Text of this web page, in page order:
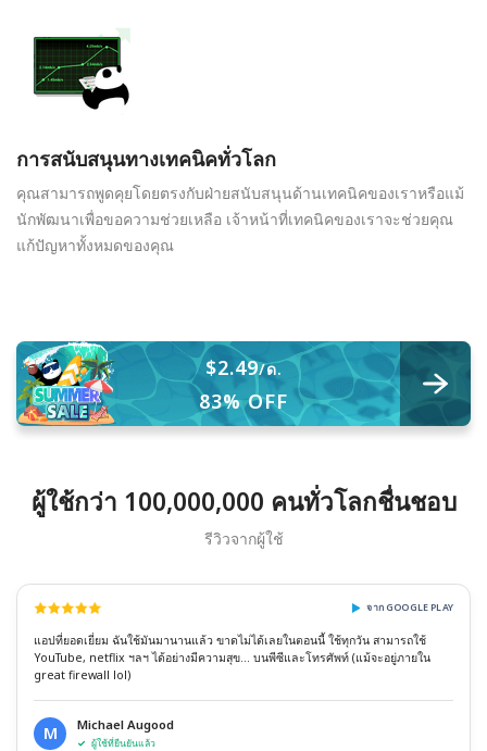
การสนับสนุนทางเทคนิคทั่วโลก
คุณสามารถพูดคุยโดยตรงกับฝ่ายสนับสนุนด้านเทคนิคของเราหรือแม้
นักพัฒนาเพื่อขอความช่วยเหลือ เจ้าหน้าที่เทคนิคของเราจะช่วยคุณ
แก้ปัญหาทั้งหมดของคุณ
$2.49/ด.
83% OFF
ผู้ใช้กว่า 100,000,000 คนทั่วโลกชื่นชอบ
รีวิวจากผู้ใช้
จาก GOOGLE PLAY
แอปที่ยอดเยี่ยม ฉันใช้มันมานานแล้ว ขาดไม่ได้เลยในตอนนี้ ใช้ทุกวัน สามารถใช้
YouTube, netflix ฯลฯ ได้อย่างมีความสุข... บนพีซีและโทรศัพท์ (แม้จะอยู่ภายใน
great firewall lol)
M Michael Augood
ผู้ใช้ที่ยืนยันแล้ว